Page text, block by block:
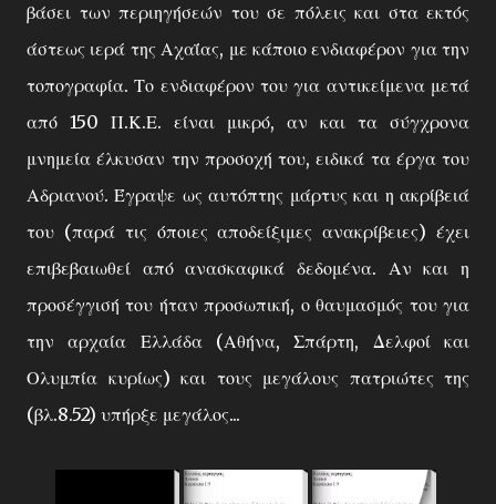
βάσει των περιηγήσεών του σε πόλεις και στα εκτός
άστεως ιερά της Αχαΐας, με κάποιο ενδιαφέρον για την
τοπογραφία. Το ενδιαφέρον του για αντικείμενα μετά
από 150 Π.Κ.Ε. είναι μικρό, αν και τα σύγχρονα
μνημεία έλκυσαν την προσοχή του, ειδικά τα έργα του
Αδριανού. Έγραψε ως αυτόπτης μάρτυς και η ακρίβειά
του (παρά τις όποιες αποδείξιμες ανακρίβειες) έχει
επιβεβαιωθεί από ανασκαφικά δεδομένα. Αν και η
προσέγγισή του ήταν προσωπική, ο θαυμασμός του για
την αρχαία Ελλάδα (Αθήνα, Σπάρτη, Δελφοί και
Ολυμπία κυρίως) και τους μεγάλους πατριώτες της
(βλ.8.52) υπήρξε μεγάλος...